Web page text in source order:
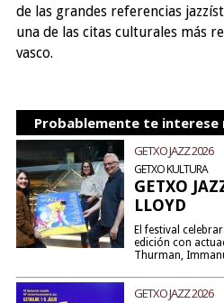
de las grandes referencias
una de las citas culturales más
vasco.
Probablemente te interese
GETXO JAZZ 2026
GETXO KULTURA
GETXO
LLOYD
El festival
edición con
Thurman,
GETXO JAZZ 2026